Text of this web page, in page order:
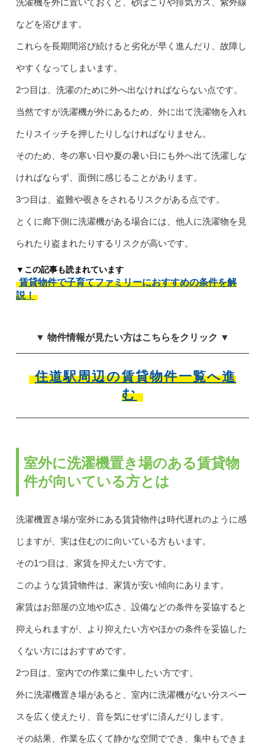
などを浴びます。
これらを長期間浴び続けると劣化が早く進んだり、故障し
やすくなってしまいます。
2つ目は、洗濯のために外へ出なければならない点です。
当然ですが洗濯機が外にあるため、外に出て洗濯物を入れ
たりスイッチを押したりしなければなりません。
そのため、冬の寒い日や夏の暑い日にも外へ出て洗濯しな
ければならず、面倒に感じることがあります。
3つ目は、盗難や覗きをされるリスクがある点です。
とくに廊下側に洗濯機がある場合には、他人に洗濯物を見
られたり盗まれたりするリスクが高いです。
▼この記事も読まれています
賃貸物件で子育てファミリーにおすすめの条件を解
説！
▼ 物件情報が見たい方はこちらをクリック ▼
住道駅周辺の賃貸物件一覧へ進
む
室外に洗濯機置き場のある賃貸物
件が向いている方とは
洗濯機置き場が室外にある賃貸物件は時代遅れのように感
じますが、実は住むのに向いている方もいます。
その1つ目は、家賃を抑えたい方です。
このような賃貸物件は、家賃が安い傾向にあります。
家賃はお部屋の立地や広さ、設備などの条件を妥協すると
抑えられますが、より抑えたい方やほかの条件を妥協した
くない方にはおすすめです。
2つ目は、室内での作業に集中したい方です。
外に洗濯機置き場があると、室内に洗濯機がない分スペー
スを広く使えたり、音を気にせずに済んだりします。
その結果、作業を広くて静かな空間ででき、集中もできま